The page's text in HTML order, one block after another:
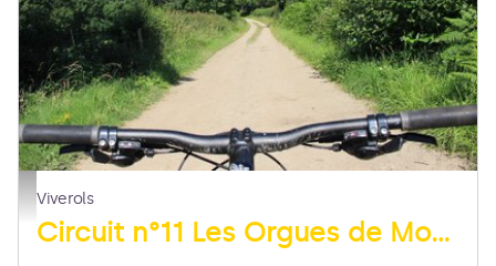
chemin - MDT LF
Viverols
Circuit n°11 Les Orgues de Montpeloux